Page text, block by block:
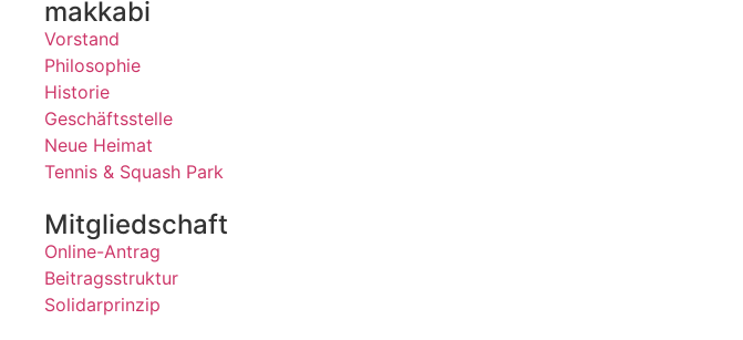
makkabi
Vorstand
Philosophie
Historie
Geschäftsstelle
Neue Heimat
Tennis & Squash Park
Mitgliedschaft
Online-Antrag
Beitragsstruktur
Solidarprinzip